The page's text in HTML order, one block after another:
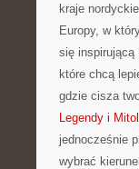
kraje
Europy, w
się inspirującą
które chcą
gdzie cisza
Legendy i
jednocześnie
wybrać